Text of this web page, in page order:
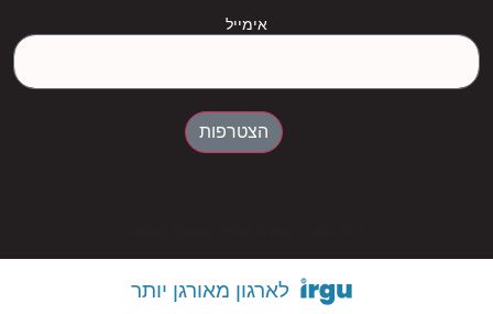
אימייל
הצטרפות
לארגון מאורגן יותר